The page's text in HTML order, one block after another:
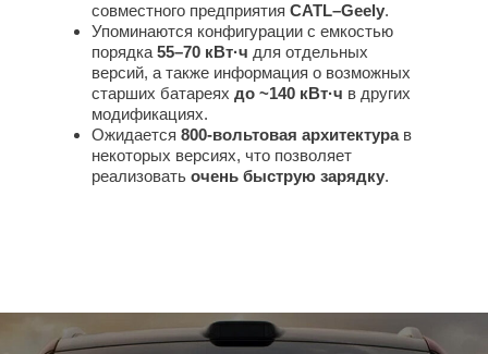
совместного предприятия CATL–Geely.
Упоминаются конфигурации с емкостью
порядка 55–70 кВт·ч для отдельных
версий, а также информация о возможных
старших батареях до ~140 кВт·ч в других
модификациях.
Ожидается 800‑вольтовая архитектура в
некоторых версиях, что позволяет
реализовать очень быструю зарядку.